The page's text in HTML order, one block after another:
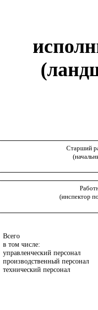
Старший
(инспектор
Всего
в том числе:
управленческий персонал
производственный персонал
технический персонал